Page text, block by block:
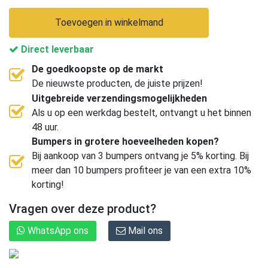
Toevoegen in winkelmand
Direct leverbaar
De goedkoopste op de markt
De nieuwste producten, de juiste prijzen!
Uitgebreide verzendingsmogelijkheden
Als u op een werkdag bestelt, ontvangt u het binnen
48 uur.
Bumpers in grotere hoeveelheden kopen?
Bij aankoop van 3 bumpers ontvang je 5% korting. Bij
meer dan 10 bumpers profiteer je van een extra 10%
korting!
Vragen over deze product?
WhatsApp ons Mail ons